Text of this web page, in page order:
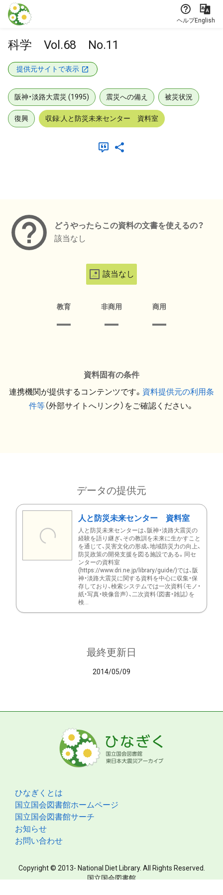
本文に飛ぶ
ヘルプEnglish
科学 Vol.68 No.11
提供元サイトで表示
阪神・淡路大震災 (1995) 震災への備え 被災状況
復興 収録:人と防災未来センター 資料室
どうやったらこの資料の文書を使えるの？
該当なし
該当なし
教育 非商用 商用
資料固有の条件
連携機関が提供するコンテンツです。 資料提供元の利用条
件等（外部サイトへリンク）をご確認ください。
データの提供元
人と防災未来センター 資料室
人と防災未来センターは、阪神・淡路大震災の
経験を語り継ぎ、その教訓を未来に生かすこと
を通じて、災害文化の形成、地域防災力の向上、
防災政策の開発支援を図る施設である。同セ
ンターの資料室
(https://www.dri.ne.jp/library/guide/)では、阪
神・淡路大震災に関する資料を中心に収集・保
存しており、検索システムでは一次資料（モノ・
紙・写真・映像音声）、二次資料（図書・雑誌）を
検...
最終更新日
2014/05/09
ひなぎくとは
国立国会図書館ホームページ
国立国会図書館サーチ
お知らせ
お問い合わせ
Copyright © 2013- National Diet Library. All Rights Reserved.